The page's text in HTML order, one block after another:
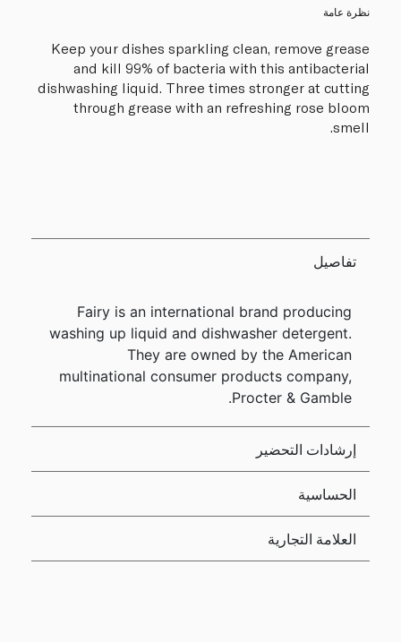
نظرة عامة
Keep your dishes sparkling clean, remove grease
and kill 99% of bacteria with this antibacterial
dishwashing liquid. Three times stronger at cutting
through grease with an refreshing rose bloom
smell.
تفاصيل
Fairy is an international brand producing
washing up liquid and dishwasher detergent.
They are owned by the American
multinational consumer products company,
Procter & Gamble.
إرشادات التحضير
الحساسية
العلامة التجارية